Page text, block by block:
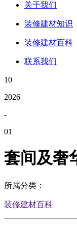
关于我们
装修建材知识
装修建材百科
联系我们
10
2026
-
01
套间及奢
所属分类：
装修建材百科